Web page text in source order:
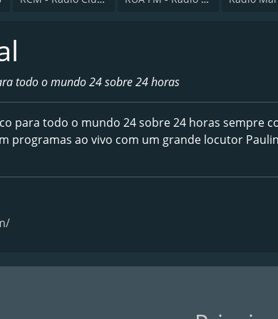
todo o mundo 24 sobre 24 horas
para todo o mundo 24 sobre 24 horas sempre
programas ao vivo com um grande locutor